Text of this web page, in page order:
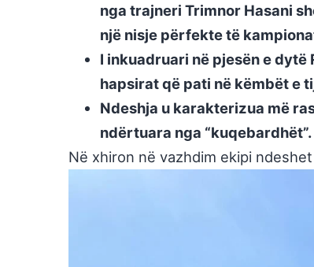
nga trajneri Trimnor Hasani
një nisje përfekte të
I inkuadruari në pjesën e
hapsirat që pati në këmbët e
Ndeshja u karakterizua më
ndërtuara nga “kuqebardhët”.
Në xhiron në vazhdim ekipi